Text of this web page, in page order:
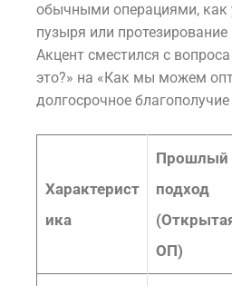
обычными операциями, как
пузыря или протезирование
Акцент сместился с
это?» на «Как мы можем
долгосрочное
Характерист
ика
Прошлый
подход
ОП)